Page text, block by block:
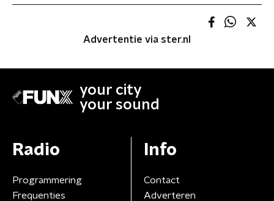
Advertentie via ster.nl
your city
your sound
Radio
Programmering
Frequenties
Info
Contact
Adverteren